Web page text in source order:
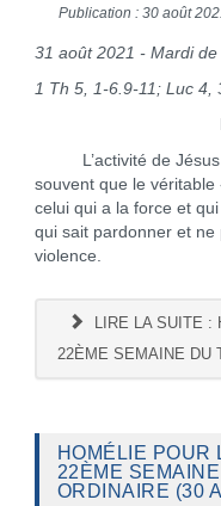
Publication : 30 août
31 août 2021 - Mardi de
1 Th 5, 1-6.9-11; Luc 4,
L’activité de Jésus
souvent que le
celui qui a la force et
qui sait pardonner et
violence.
LIRE LA SUITE :
22ÈME SEMAINE DU
HOMÉLIE POUR
22ÈME
ORDINAIRE (30